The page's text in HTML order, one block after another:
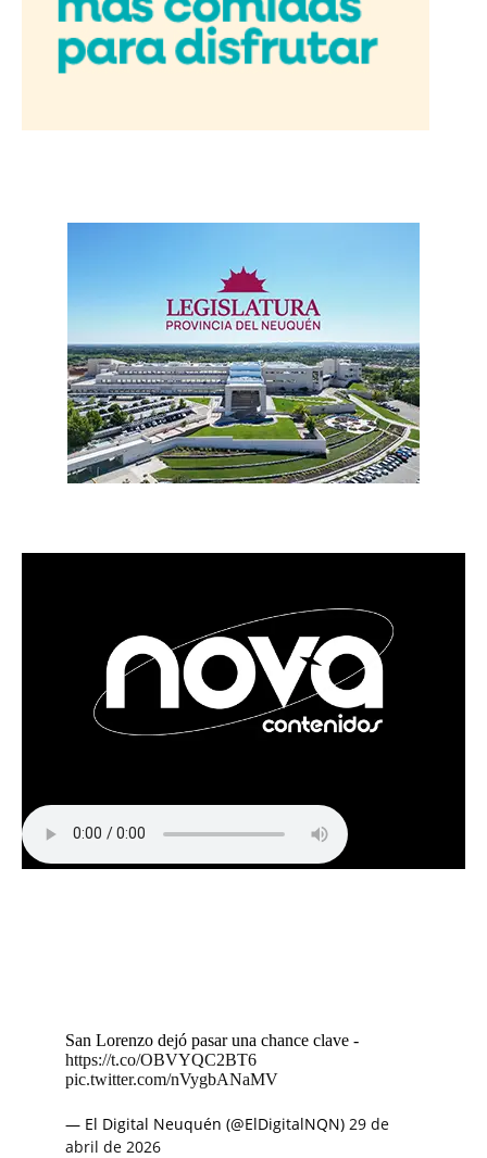
San Lorenzo dejó pasar una chance clave -
https://t.co/OBVYQC2BT6
pic.twitter.com/nVygbANaMV
— El Digital Neuquén (@ElDigitalNQN) 29 de
abril de 2026